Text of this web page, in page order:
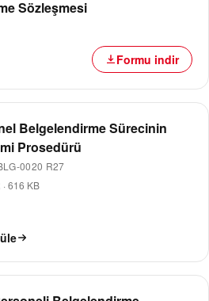
Sözleşmesi
Formu indir
Belgelendirme Sürecinin
Prosedürü
0020 R27
·616 KB